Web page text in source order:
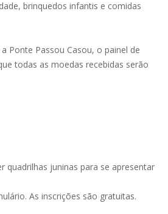
brinquedos infantis e comidas
Ponte Passou Casou, o painel de
todas as moedas recebidas serão
quadrilhas juninas para se apresentar
As inscrições são gratuitas.